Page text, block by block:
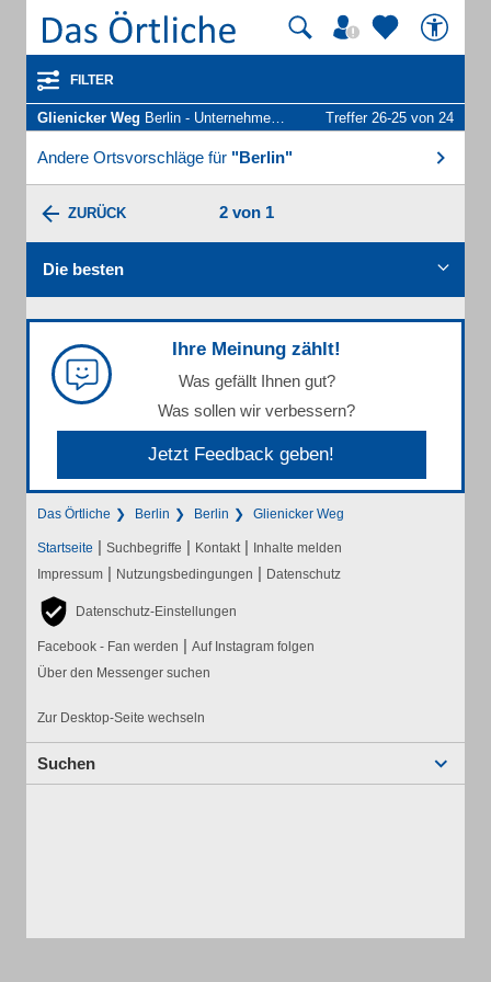
FILTER
Glienicker Weg Berlin - Unternehmen und Personen Treffer 26-25 von 24
Andere Ortsvorschläge für "Berlin"
ZURÜCK 2 von 1
Die besten
Ihre Meinung zählt!
Was gefällt Ihnen gut?
Was sollen wir verbessern?
Jetzt Feedback geben!
Das Örtliche Berlin Berlin Glienicker Weg
Startseite | Suchbegriffe | Kontakt | Inhalte melden
Impressum | Nutzungsbedingungen | Datenschutz
Datenschutz-Einstellungen
Facebook - Fan werden | Auf Instagram folgen
Über den Messenger suchen
Zur Desktop-Seite wechseln
Suchen